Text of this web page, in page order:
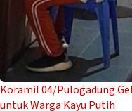
Koramil 04/Pulogadung
untuk Warga Kayu Putih